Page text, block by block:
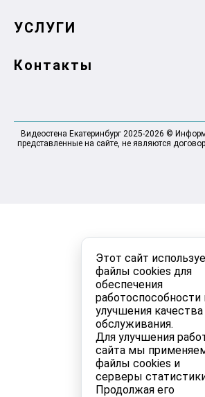
Этот сайт
файлы cookies для
обеспечения
работоспособности
улучшения качества
обслуживания.
Для улучшения
сайта мы
файлы cookies и
серверы
Продолжая его
УСЛУГИ
Контакты
Видеостена Екатеринбург 2025-2026 ©
представленные на сайте, не являются